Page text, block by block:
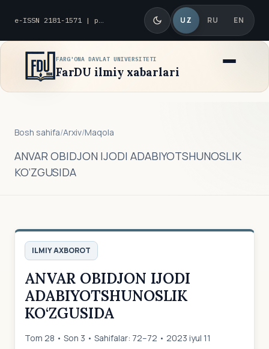
e-ISSN 2181-1571 | p-ISSN 2010-8419 UZ RU EN
FARG'ONA DAVLAT UNIVERSITETI
FarDU ilmiy xabarlari
Bosh sahifa/Arxiv/Maqola
ANVAR OBIDJON IJODI ADABIYOTSHUNOSLIK
KO‘ZGUSIDA
ILMIY AXBOROT
ANVAR OBIDJON IJODI
ADABIYOTSHUNOSLIK
KO‘ZGUSIDA
Tom 28 • Son 3 • Sahifalar: 72–72 • 2023 iyul 11